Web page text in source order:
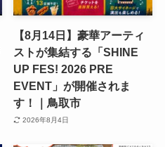
【8月14日】豪華アーティ
ストが集結する「SHINE
UP FES! 2026 PRE
EVENT」が開催されま
す！｜鳥取市
2026年8月4日